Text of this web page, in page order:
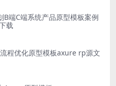
B端C端系统产品原型模板案例
载
程优化原型模板axure rp源文